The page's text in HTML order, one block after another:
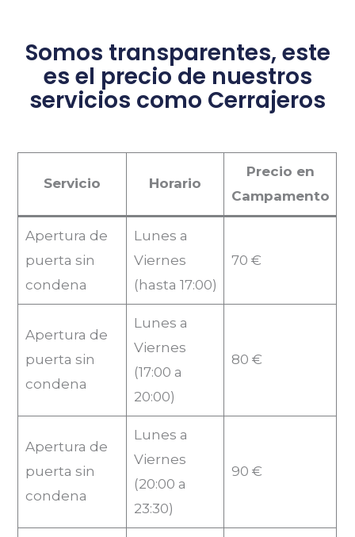
Somos transparentes, este
es el precio de nuestros
servicios como Cerrajeros
Servicio Horario
Precio en
Campamento
Apertura de
puerta sin
condena
Lunes a
Viernes
(hasta 17:00)
70 €
Apertura de
puerta sin
condena
Lunes a
Viernes
(17:00 a
20:00)
80 €
Apertura de
puerta sin
condena
Lunes a
Viernes
(20:00 a
23:30)
90 €